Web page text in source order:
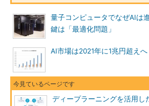
量子コンピュータでなぜAIは
鍵は「最適化問題」
AI市場は2021年に1兆円超えへ
ディープラーニングを活用し